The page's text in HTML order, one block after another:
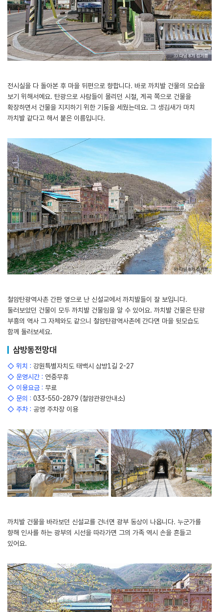
전시실을 다 돌아본 후 마을 뒤편으로 향합니다. 바로 까치발 건물의 모습을
보기 위해서예요. 탄광으로 사람들이 몰리던 시절, 계곡 쪽으로 건물을
확장하면서 건물을 지지하기 위한 기둥을 세웠는데요. 그 생김새가 마치
까치발 같다고 해서 붙은 이름입니다.
철암탄광역사촌 간판 옆으로 난 신설교에서 까치발들이 잘 보입니다.
둘러보았던 건물이 모두 까치발 건물임을 알 수 있어요. 까치발 건물은 탄광
부흥의 역사 그 자체와도 같으니 철암탄광역사촌에 간다면 마을 뒷모습도
함께 둘러보세요.
삼방동전망대
◇ 위치 : 강원특별자치도 태백시 삼방1길 2-27
◇ 운영시간 : 연중무휴
◇ 이용요금 : 무료
◇ 문의 : 033-550-2879 (철암관광안내소)
◇ 주차 : 공영 주차장 이용
까치발 건물을 바라보던 신설교를 건너면 광부 동상이 나옵니다. 누군가를
향해 인사를 하는 광부의 시선을 따라가면 그의 가족 역시 손을 흔들고
있어요.